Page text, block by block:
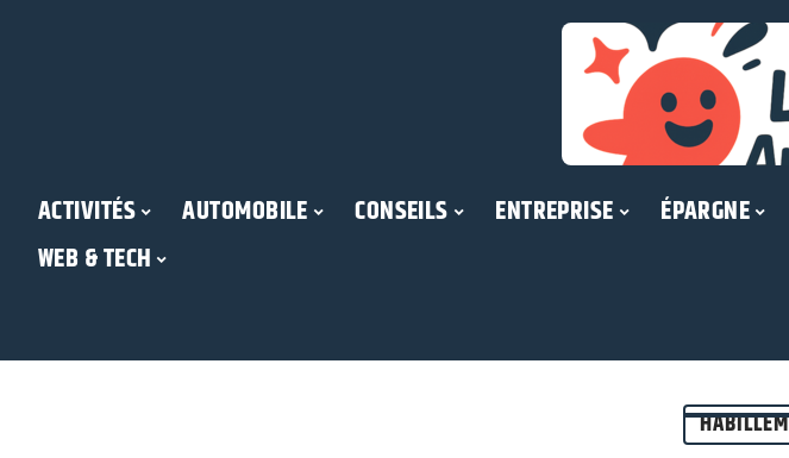
ACTIVITÉS AUTOMOBILE CONSEILS ENTREPRISE ÉPARGNE
WEB & TECH